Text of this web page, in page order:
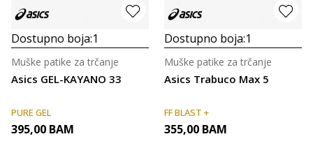
Dostupno boja:1
Asics GEL-KAYANO 33
Muške patike za trčanje
PURE GEL
395,00 BAM
Dostupno boja:1
Asics Trabuco Max 5
Muške patike za trčanje
FF BLAST +
355,00 BAM